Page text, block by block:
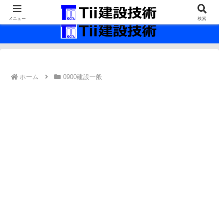
最新の建設技術の情報インフラ。
ホーム 0900建設一般
メニュー 検索